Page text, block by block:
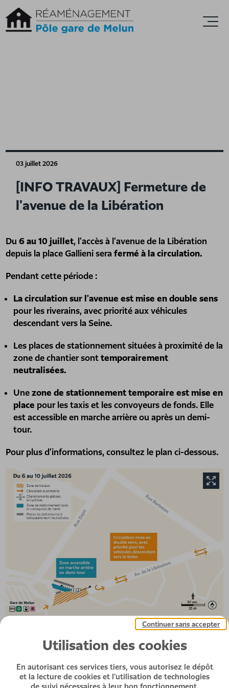
Accèder directement au contenu
03 juillet 2026
[INFO TRAVAUX] Fermeture de
l'avenue de la Libération
Du6 au 10 juillet, l'accès à l'avenue de la Libération
depuis la place Gallieni serafermé à la circulation.
Pendant cette période :
La circulation sur l'avenue est mise en double sens
pour les riverains, avec priorité aux véhicules
descendant vers la Seine.
Les places de stationnement situées à proximité de la
zone de chantier sont temporairement
neutralisées.
Unezone de stationnement temporaire est mise en
place pour les taxis et les convoyeurs de fonds. Elle
est accessible en marche arrière ou après un demi-
tour.
Pour plus d'informations, consultez le plan ci-dessous.
Utilisation des cookies
En autorisant ces services tiers, vous autorisez le dépôt
et la lecture de cookies et l'utilisation de technologies
de suivi nécessaires à leur bon fonctionnement.
Continuer sans accepter